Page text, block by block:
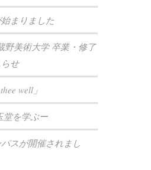
まりました
野美術大学 卒業・修了
せ
well」
堂を学ぶー
スが開催されまし